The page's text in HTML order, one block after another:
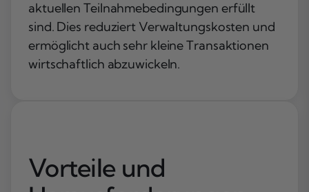
aktuellen Teilnahmebedingungen erfüllt
sind. Dies reduziert Verwaltungskosten und
ermöglicht auch sehr kleine Transaktionen
wirtschaftlich abzuwickeln.
Vorteile und